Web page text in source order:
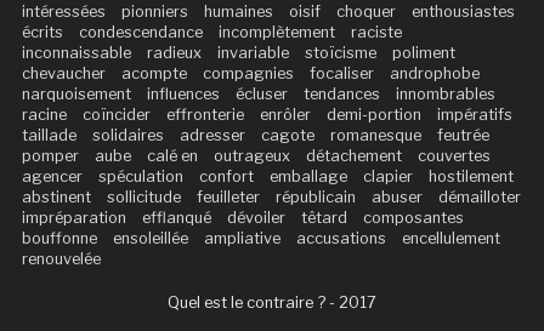
intéressées
pionniers humaines oisif choquer
enthousiastes
écrits
condescendance incomplètement
raciste
inconnaissable
radieux invariable stoïcisme
poliment
chevaucher
acompte compagnies focaliser
androphobe
narquoisement
influences écluser tendances
innombrables
racine
coïncider effronterie enrôler demi-portion
impératifs
taillade
solidaires adresser cagote romanesque
feutrée
pomper
aube calé en outrageux détachement
couvertes
agencer
spéculation confort emballage clapier
hostilement
abstinent
sollicitude feuilleter républicain abuser
démailloter
impréparation
efflanqué dévoiler têtard
composantes
bouffonne
ensoleillée ampliative accusations
encellulement
renouvelée
Quel est le contraire ? - 2017